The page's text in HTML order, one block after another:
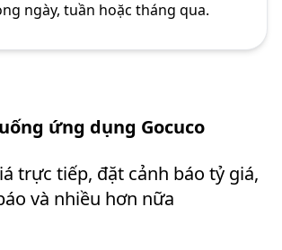
ngày, tuần hoặc tháng qua.
ứng dụng Gocuco
trực tiếp, đặt cảnh báo tỷ giá,
và nhiều hơn nữa